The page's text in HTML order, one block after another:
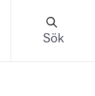
Sök